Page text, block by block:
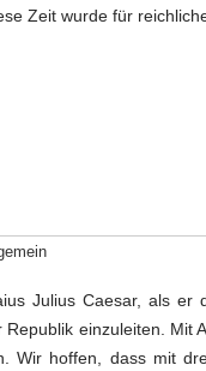
Zeit wurde für
Julius Caesar, als
einzuleiten. Mit
Wir hoffen, dass mit